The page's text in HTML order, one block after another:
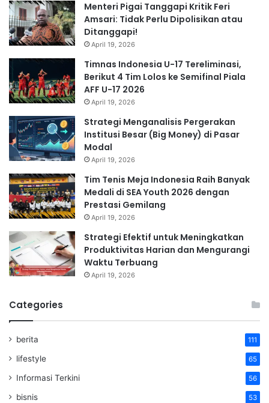
Menteri Pigai Tanggapi Kritik Feri
Amsari: Tidak Perlu Dipolisikan atau
Ditanggapi!
April 19, 2026
Timnas Indonesia U-17 Tereliminasi,
Berikut 4 Tim Lolos ke Semifinal Piala
AFF U-17 2026
April 19, 2026
Strategi Menganalisis Pergerakan
Institusi Besar (Big Money) di Pasar
Modal
April 19, 2026
Tim Tenis Meja Indonesia Raih Banyak
Medali di SEA Youth 2026 dengan
Prestasi Gemilang
April 19, 2026
Strategi Efektif untuk Meningkatkan
Produktivitas Harian dan Mengurangi
Waktu Terbuang
April 19, 2026
Categories
berita 111
lifestyle 65
Informasi Terkini 56
bisnis 53